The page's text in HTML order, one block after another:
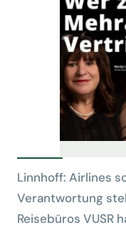
Linnhoff: Airlines
Verantwortung
Reisebüros VUSR